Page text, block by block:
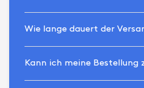
Wie lange dauert der
Kann ich meine Bestellung